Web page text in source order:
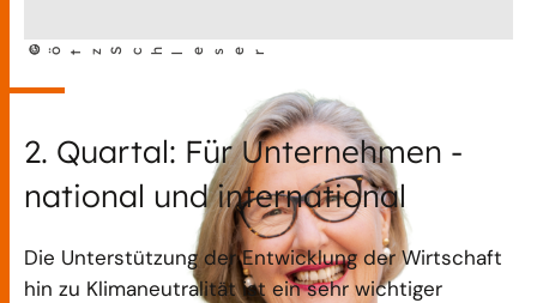
©
Götz Sch l eser
2. Quartal: Für Unternehmen -
national und international
Die Unterstützung der Entwicklung der Wirtschaft
hin zu Klimaneutralität ist ein sehr wichtiger